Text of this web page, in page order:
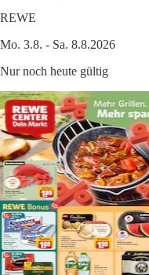
REWE
Mo. 3.8. - Sa. 8.8.2026
Nur noch heute gültig